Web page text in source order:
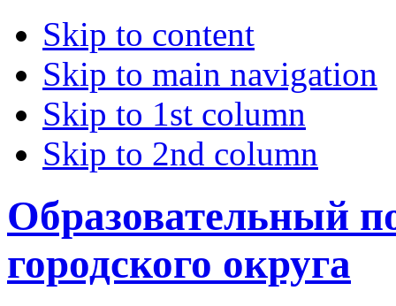
Skip to content
Skip to main navigation
Skip to 1st column
Skip to 2nd column
Образовательный
городского округа